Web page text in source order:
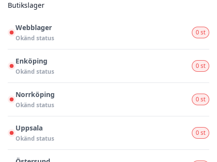
Butikslager
Webblager
Okänd status
0 st
Enköping
Okänd status
0 st
Norrköping
Okänd status
0 st
Uppsala
Okänd status
0 st